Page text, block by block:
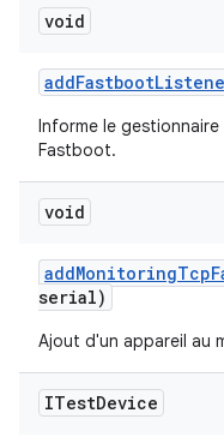
void
addFastboot
Informe le
Fastboot.
void
addMonitoringTcp
serial)
Ajout d'un appareil au
ITestDevice